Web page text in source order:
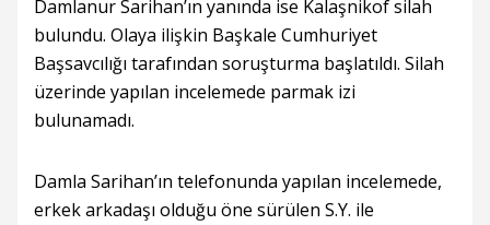
Damlanur Sarihan’ın yanında ise Kalaşnikof silah
bulundu. Olaya ilişkin Başkale Cumhuriyet
Başsavcılığı tarafından soruşturma başlatıldı. Silah
üzerinde yapılan incelemede parmak izi
bulunamadı.
Damla Sarihan’ın telefonunda yapılan incelemede,
erkek arkadaşı olduğu öne sürülen S.Y. ile